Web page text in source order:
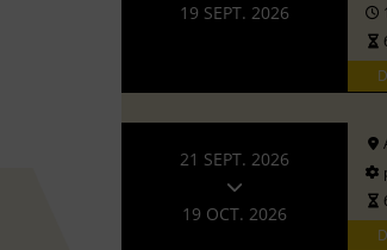
19 SEPT. 2026
21 SEPT. 2026
19 OCT. 2026